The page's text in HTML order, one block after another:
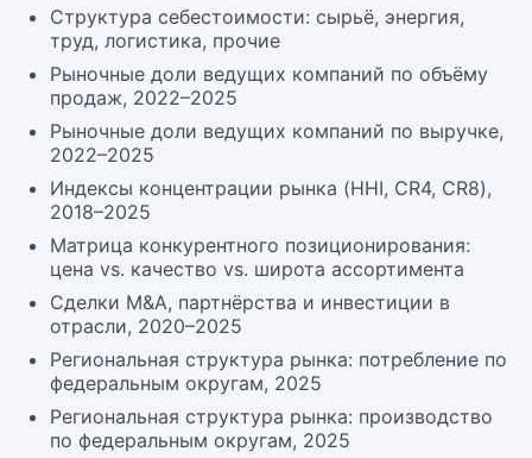
Структура себестоимости: сырьё, энергия,
труд, логистика, прочие
Рыночные доли ведущих компаний по объёму
продаж, 2022–2025
Рыночные доли ведущих компаний по выручке,
2022–2025
Индексы концентрации рынка (HHI, CR4, CR8),
2018–2025
Матрица конкурентного позиционирования:
цена vs. качество vs. широта ассортимента
Сделки M&A, партнёрства и инвестиции в
отрасли, 2020–2025
Региональная структура рынка: потребление по
федеральным округам, 2025
Региональная структура рынка: производство
по федеральным округам, 2025